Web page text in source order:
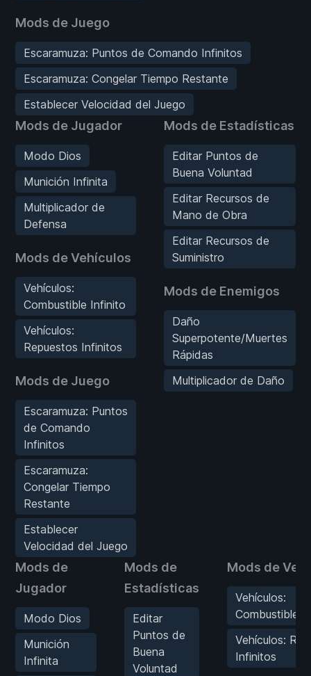
Mods de Juego
Escaramuza: Puntos de Comando Infinitos
Escaramuza: Congelar Tiempo Restante
Establecer Velocidad del Juego
Mods de Jugador
Modo Dios
Munición Infinita
Multiplicador de
Defensa
Mods de Vehículos
Vehículos:
Combustible Infinito
Vehículos:
Repuestos Infinitos
Mods de Juego
Escaramuza: Puntos
de Comando
Infinitos
Escaramuza:
Congelar Tiempo
Restante
Establecer
Velocidad del Juego
Mods de Estadísticas
Editar Puntos de
Buena Voluntad
Editar Recursos de
Mano de Obra
Editar Recursos de
Suministro
Mods de Enemigos
Daño
Superpotente/Muertes
Rápidas
Multiplicador de Daño
Mods de
Jugador
Modo Dios
Munición
Infinita
Mods de
Estadísticas
Editar
Puntos de
Buena
Voluntad
Mods de
Vehículos:
Combustible
Vehículos:
Infinitos